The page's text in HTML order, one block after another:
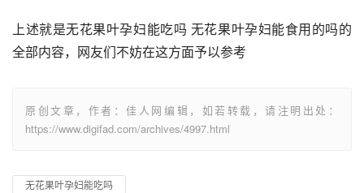
上述就是无花果叶孕妇能吃吗 无花果叶孕妇能食用的吗的
全部内容，网友们不妨在这方面予以参考
原创文章，作者：佳人网编辑，如若转载，请注明出处：
https://www.digifad.com/archives/4997.html
无花果叶孕妇能吃吗